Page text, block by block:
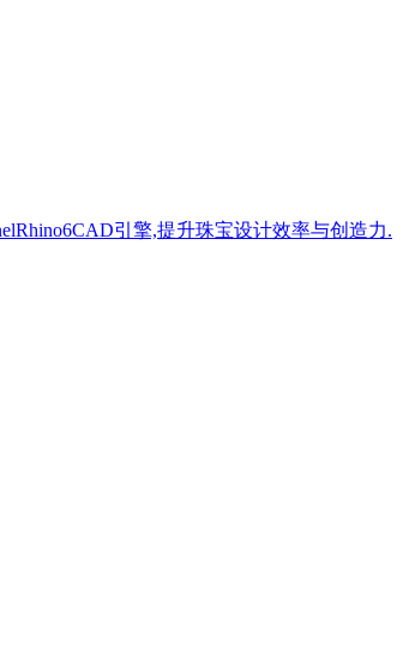
引擎,提升珠宝设计效率与创造力.